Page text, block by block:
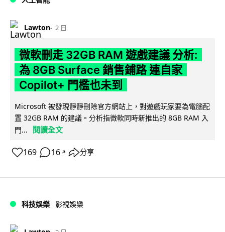
Lawton 2 日
微軟刪走 32GB RAM 遊戲建議 分析:
為 8GB Surface 銷售鋪路 連自家
Copilot+ 門檻也未到
Microsoft 被發現靜靜刪除官方網站上，對遊戲玩家要為電腦配
置 32GB RAM 的建議。分析指微軟同時新推出的 8GB RAM 入
門...
閱讀全文
169 16 ↗ 分享
科技娛樂 影視娛樂